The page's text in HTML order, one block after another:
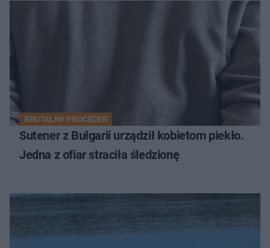
BRUTALNY PROCEDER
Sutener z Bułgarii urządził kobietom piekło.
Jedna z ofiar straciła śledzionę